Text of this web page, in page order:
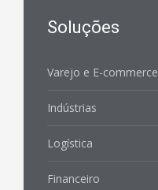
Soluções
Varejo e E-commerce
Indústrias
Logística
Financeiro